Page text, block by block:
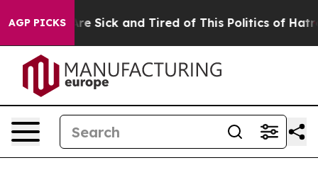
AGP PICKSAre Sick and Tired of This Politics of Hatred”